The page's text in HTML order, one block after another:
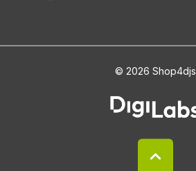
© 2026 Shop4djs